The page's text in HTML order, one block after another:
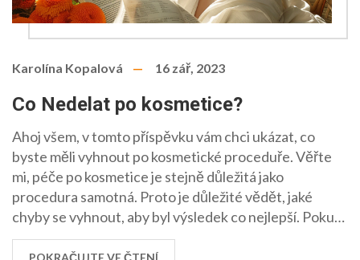
Karolína Kopalová 16 zář, 2023
Co Nedelat po kosmetice?
Ahoj všem, v tomto příspěvku vám chci ukázat, co
byste měli vyhnout po kosmetické proceduře. Věřte
mi, péče po kosmetice je stejně důležitá jako
procedura samotná. Proto je důležité vědět, jaké
chyby se vyhnout, aby byl výsledek co nejlepší. Pokud
se chcete dozvědět více, zůstaňte se mnou a
POKRAČUJTE VE ČTENÍ